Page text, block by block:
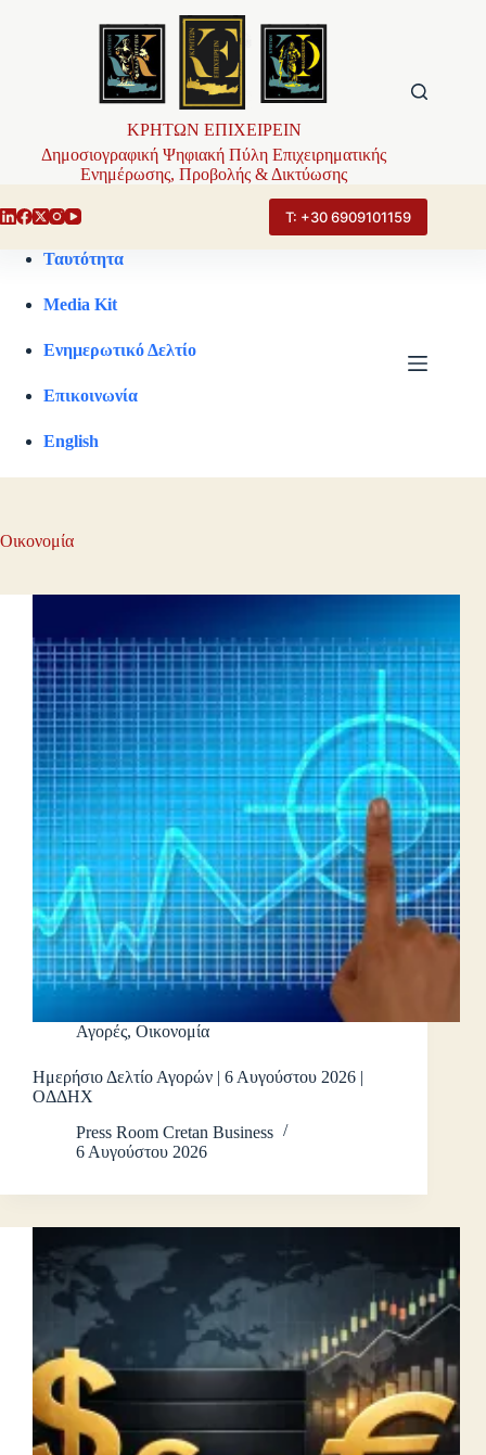
ΚΡΗΤΩΝ ΕΠΙΧΕΙΡΕΙΝ
Δημοσιογραφική Ψηφιακή Πύλη Επιχειρηματικής
Ενημέρωσης, Προβολής & Δικτύωσης
Τ: +30 6909101159
Ταυτότητα
Media Kit
Ενημερωτικό Δελτίο
Επικοινωνία
English
Οικονομία
Αγορές, Οικονομία
Ημερήσιο Δελτίο Αγορών | 6 Αυγούστου 2026 |
ΟΔΔΗΧ
Press Room Cretan Business
6 Αυγούστου 2026